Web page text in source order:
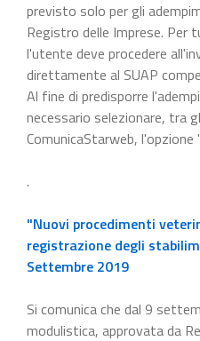
previsto solo per gli
Registro delle Imprese. Per
l'utente deve procedere
direttamente al SUAP
Al fine di predisporre
necessario selezionare, tra
ComunicaStarweb, l'opzione
.
"Nuovi procedimenti
registrazione degli
Settembre 2019
Si comunica che dal 9
modulistica, approvata da